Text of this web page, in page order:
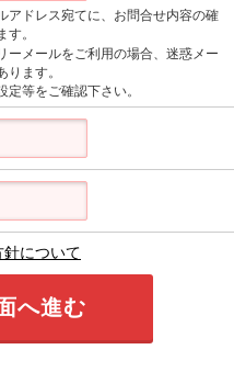
アドレス宛てに、お問合せ内容の確
。
ーメールをご利用の場合、迷惑メー
ります。
等をご確認下さい。
について
へ進む